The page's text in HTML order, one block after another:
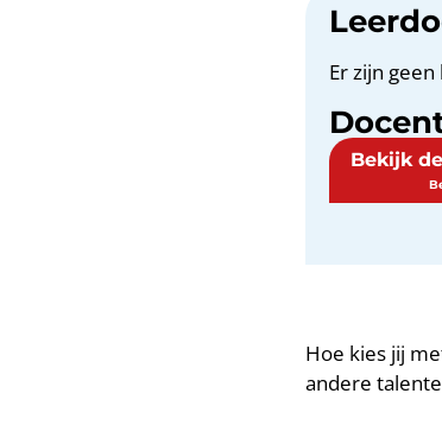
Er zijn
Bekijk
Hoe kies jij
andere